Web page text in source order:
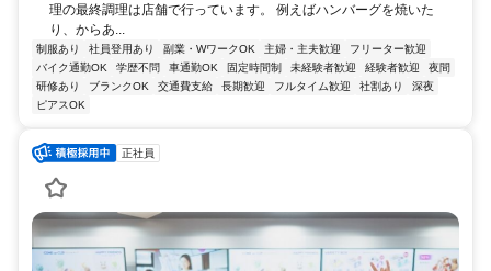
理の最終調理は店舗で行っています。 例えばハンバーグを焼いた
り、からあ...
制服あり 社員登用あり 副業・WワークOK 主婦・主夫歓迎
フリーター歓迎
バイク通勤OK
学歴不問 車通勤OK 固定時間制 未経験者歓迎 経験者歓迎
夜間
研修あり
ブランクOK 交通費支給 長期歓迎 フルタイム歓迎 社割あり
深夜
ピアスOK
正社員